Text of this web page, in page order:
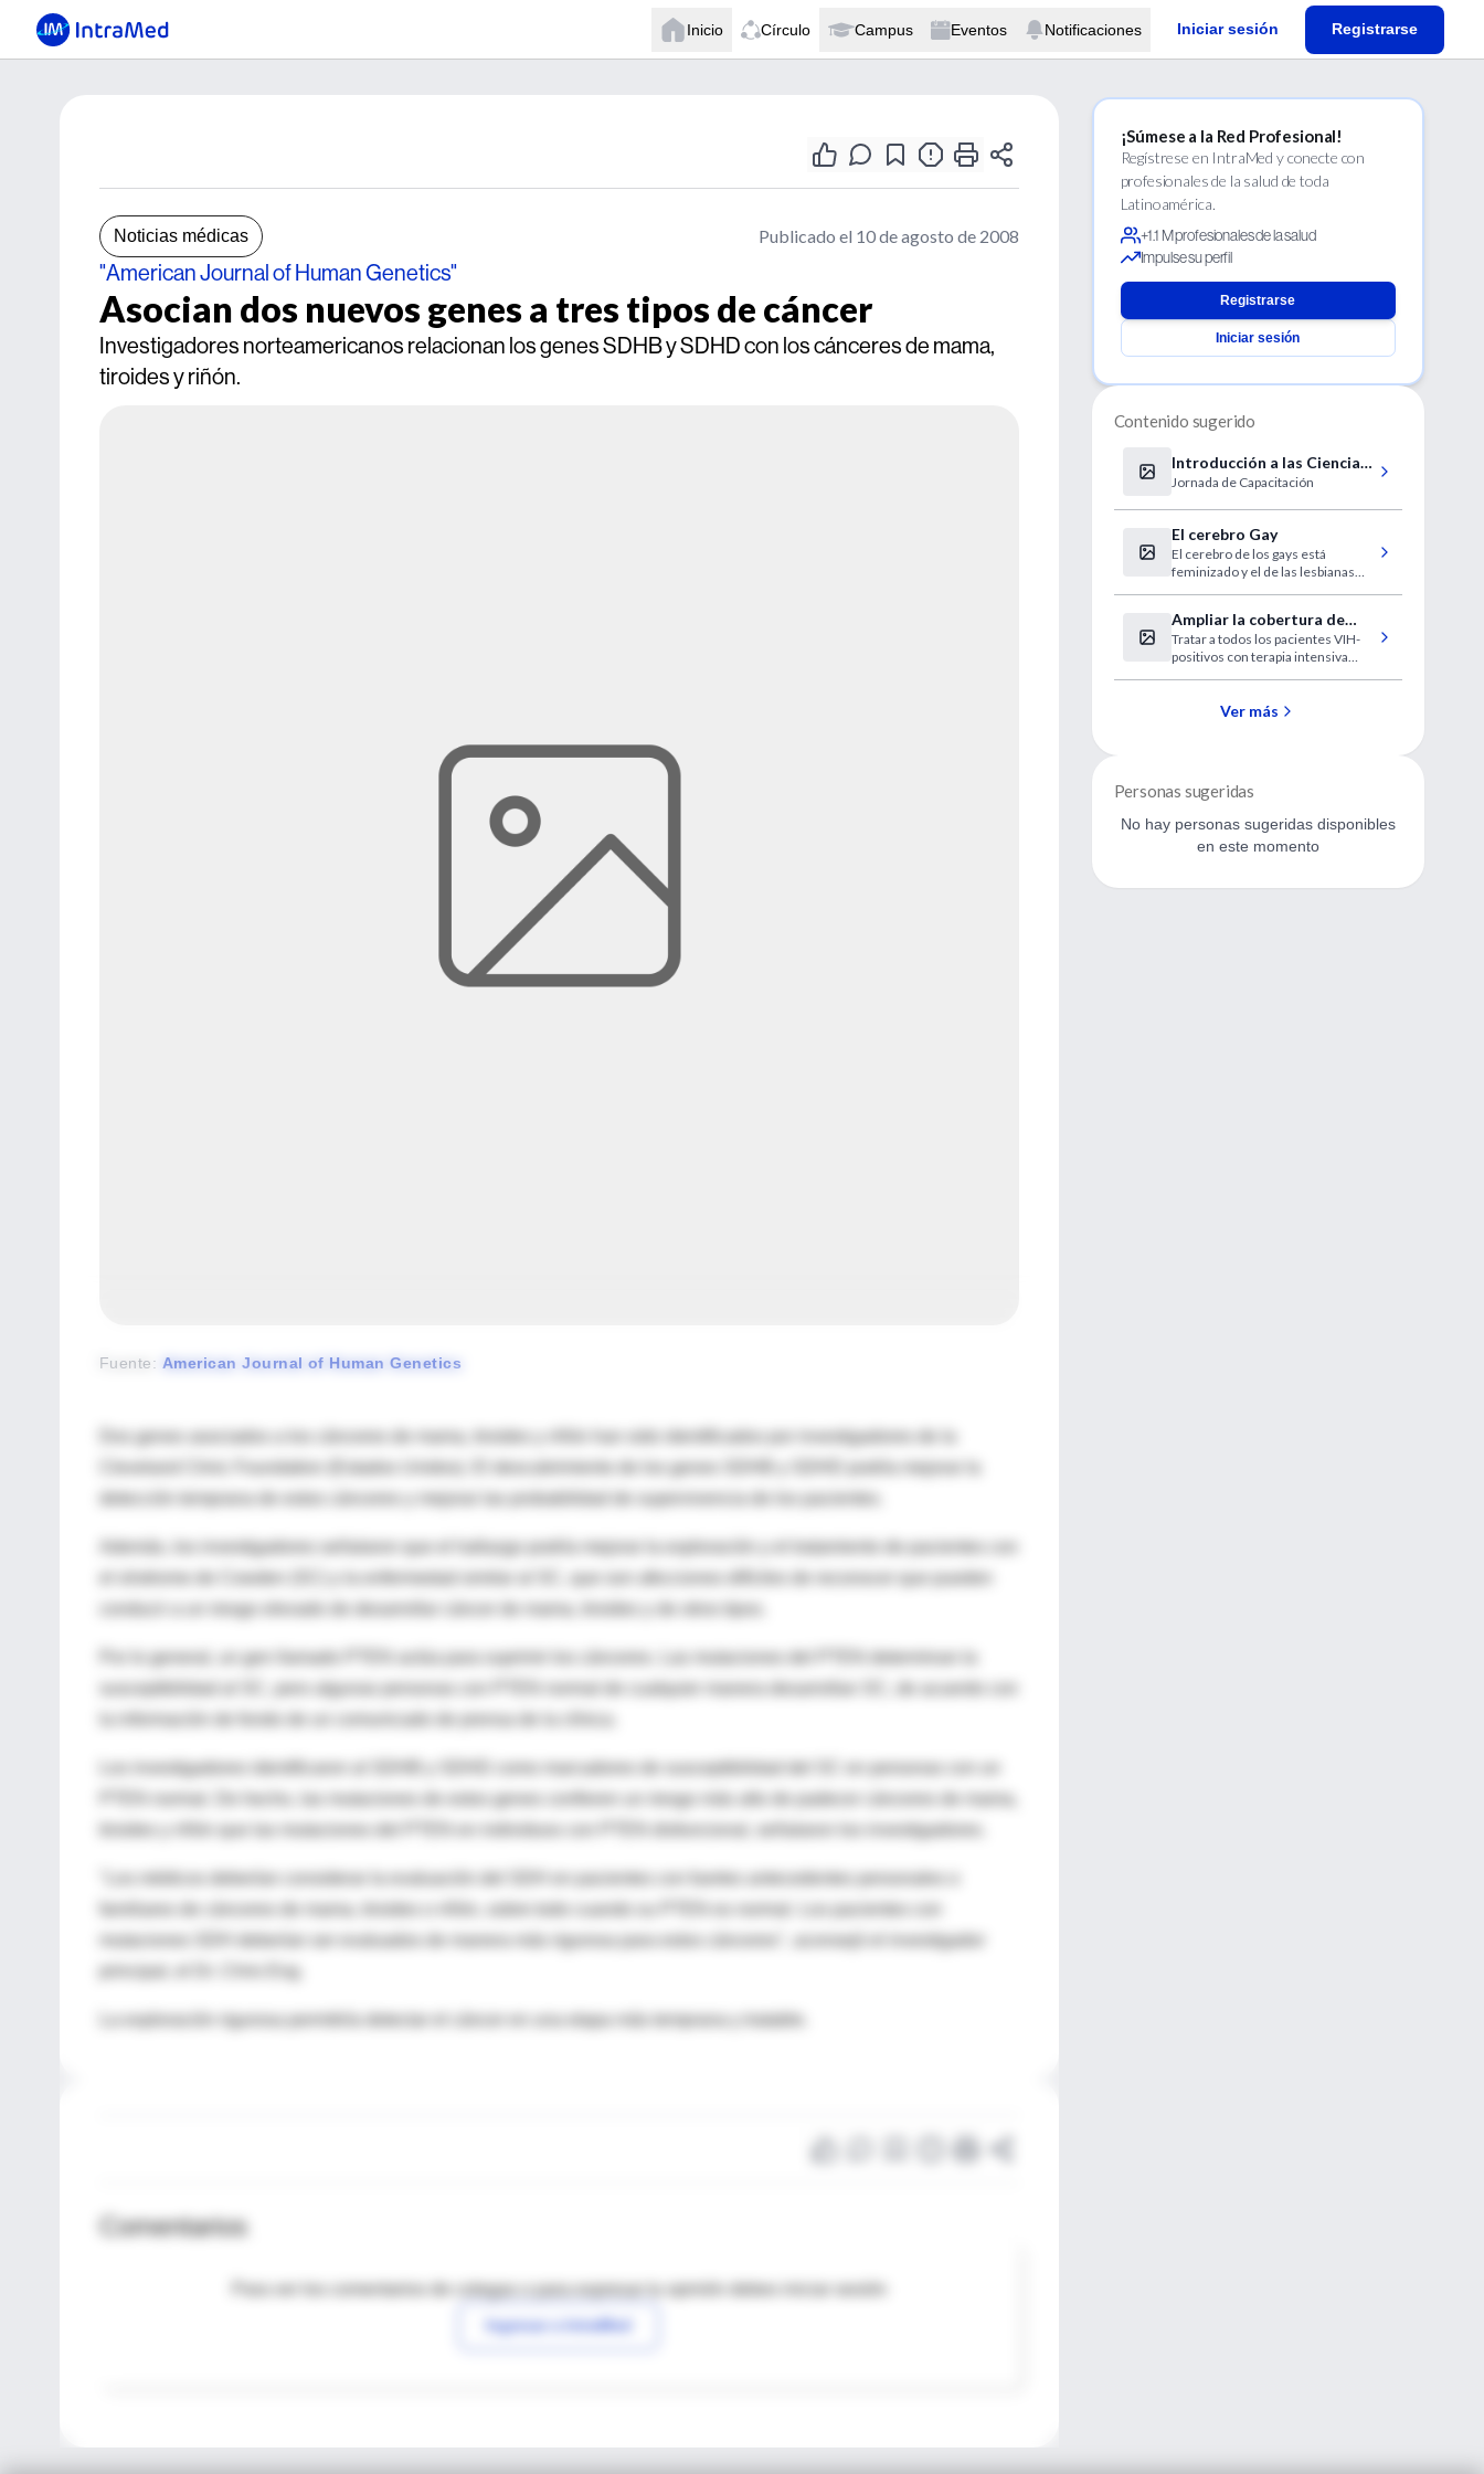
Inicio Círculo Campus Eventos Notificaciones Iniciar sesión Registrarse
Noticias médicas Publicado el 10 de agosto de 2008
"American Journal of Human Genetics"
Asocian dos nuevos genes a tres tipos de cáncer
Investigadores norteamericanos relacionan los genes SDHB y SDHD con los cánceres de mama,
tiroides y riñón.
Fuente: American Journal of Human Genetics
Dos genes asociados a los cánceres de mama, tiroides y riñón han sido identificados por investigadores de la
Cleveland Clinic Foundation (Estados Unidos). El descubrimiento de los genes SDHB y SDHD podría mejorar la
detección temprana de estos cánceres y mejorar las probabilidad de supervivencia de los pacientes.
Además, los investigadores señalaron que el hallazgo podría mejorar la exploración y el tratamiento de pacientes con
conducir a un riesgo elevado de desarrollar cáncer de mama, tiroides y de otros tipos.
Por lo general, un gen llamado PTEN actúa para suprimir los cánceres. Las mutaciones del PTEN determinan la
susceptibilidad al SC, pero algunas personas con PTEN normal de cualquier manera desarrollan SC, de acuerdo con
Los investigadores identificaron al SDHB y SDHD como marcadores de susceptibilidad del SC en personas con un
PTEN normal. De hecho, las mutaciones de estos genes confieren un riesgo más alto de padecer cánceres de mama,
tiroides y riñón que las mutaciones del PTEN en individuos con PTEN disfuncional, señalaron los investigadores.
mutaciones SDH deberían ser evaluados de manera más rigurosa para estos cánceres", aconsejó el investigador
La exploración rigurosa permitiría detectar el cáncer en una etapa más temprana y tratable.
Comentarios
Para ver los comentarios de colegas o para expresar tu opinión debes iniciar sesión
Ingresar a IntraMed
¡Súmese a la Red Profesional!
Regístrese en IntraMed y conecte con
profesionales de la salud de toda
Latinoamérica.
+1.1 M profesionales de la salud
Impulse su perfil
Registrarse
Iniciar sesión
Contenido sugerido
Introducción a las Ciencias
Quiroprácticas
Jornada de Capacitación
El cerebro Gay
El cerebro de los gays está
feminizado y el de las lesbianas
Ampliar la cobertura de
terapia HAART reduciría
nuevas infecciones por VIH
Tratar a todos los pacientes VIH-
positivos con terapia intensiva
Ver más
Personas sugeridas
No hay personas sugeridas disponibles
en este momento